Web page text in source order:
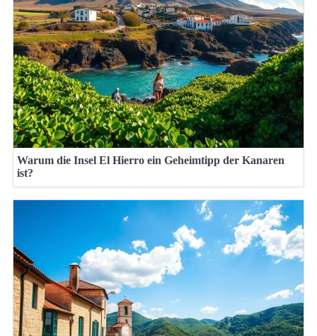
Warum die Insel El Hierro ein Geheimtipp der Kanaren
ist?